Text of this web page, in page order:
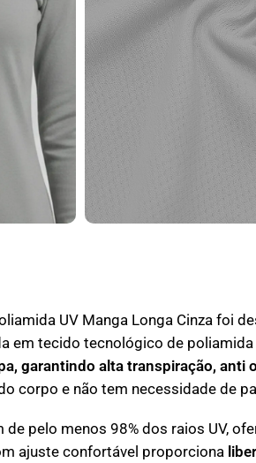
UV Manga Longa Cinza foi
em tecido tecnológico de
garantindo alta transpiração,
corpo e não tem necessidade de
pelo menos 98% dos raios UV,
ajuste confortável proporciona